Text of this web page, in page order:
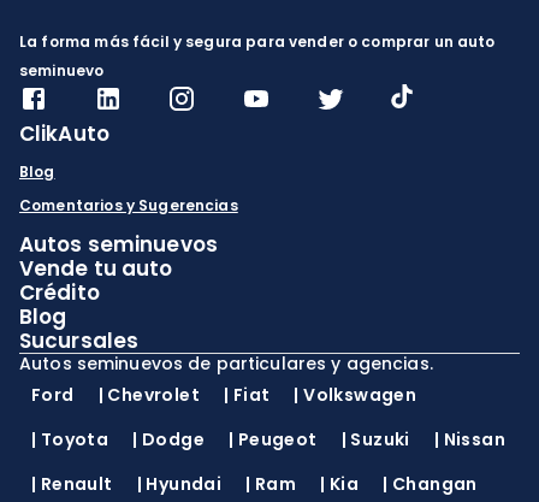
La forma más fácil y segura para vender o comprar un auto
seminuevo
ClikAuto
Blog
Comentarios y Sugerencias
Autos seminuevos
Vende tu auto
Crédito
Blog
Sucursales
Autos seminuevos de particulares y agencias.
Ford
| Chevrolet | Fiat |Volkswagen
| Toyota | Dodge | Peugeot | Suzuki | Nissan
| Renault | Hyundai | Ram | Kia | Changan